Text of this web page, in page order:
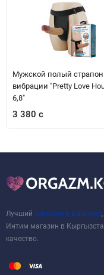
Мужской полый страпон
вибрации "Pretty Love
6,8"
3 380 с
Лучший сексшоп в Бишкеке
Интим магазин в
качество.